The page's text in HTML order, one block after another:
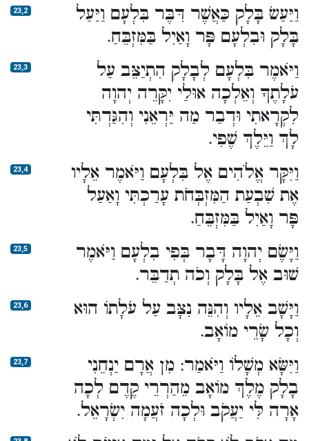
23,2
וַיַּעַשׂ בָּלָק כַּאֲשֶׁר דִּבֶּר בִּלְעָם וַיַּעַל
בָּלָק וּבִלְעָם פָּר וָאַיִל בַּמִּזְבֵּחַ.
23,3
וַיֹּאמֶר בִּלְעָם לְבָלָק הִתְיַצֵּב עַל
עֹלָתֶךָ וְאֵלְכָה אוּלַי יִקָּרֵה יְהוָה
לִקְרָאתִי וּדְבַר מַה יַּרְאֵנִי וְהִגַּדְתִּי
לָךְ וַיֵּלֶךְ שֶׁפִי.
23,4
וַיִּקָּר אֱלֹהִים אֶל בִּלְעָם וַיֹּאמֶר אֵלָיו
אֶת שִׁבְעַת הַמִּזְבְּחֹת עָרַכְתִּי וָאַעַל
פָּר וָאַיִל בַּמִּזְבֵּחַ.
23,5
וַיָּשֶׂם יְהוָה דָּבָר בְּפִי בִלְעָם וַיֹּאמֶר
שׁוּב אֶל בָּלָק וְכֹה תְדַבֵּר.
23,6
וַיָּשָׁב אֵלָיו וְהִנֵּה נִצָּב עַל עֹלָתוֹ הוּא
וְכָל שָׂרֵי מוֹאָב.
23,7
וַיִּשָּׂא מְשָׁלוֹ וַיֹּאמַר: מִן אֲרָם יַנְחֵנִי
בָלָק מֶלֶךְ מוֹאָב מֵהַרְרֵי קֶדֶם לְכָה
אָרָה לִּי יַעֲקֹב וּלְכָה זֹעֲמָה יִשְׂרָאֵל.